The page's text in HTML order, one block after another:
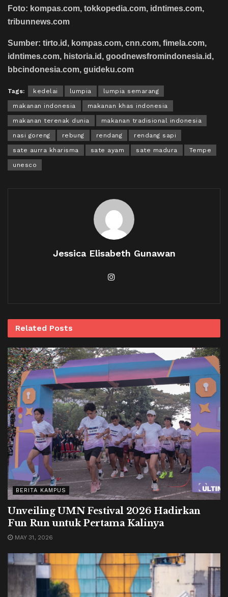
Foto: kompas.com, tokkopedia.com, idntimes.com,
tribunnews.com
Sumber: tirto.id, kompas.com, cnn.com, fimela.com,
idntimes.com, historia.id, goodnewsfromindonesia.id,
bbcindonesia.com, guideku.com
Tags: kedelai lumpia lumpia semarang
makanan indonesia makanan khas indonesia
makanan terenak dunia makanan tradisional indonesia
nasi goreng rebung rendang rendang sapi
sate aurra kharisma sate ayam sate madura Tempe
unesco
Jessica Elisabeth Gunawan
Related Posts
BERITA KAMPUS
Unveiling UMN Festival 2026 Hadirkan
Fun Run untuk Pertama Kalinya
MAY 31, 2026